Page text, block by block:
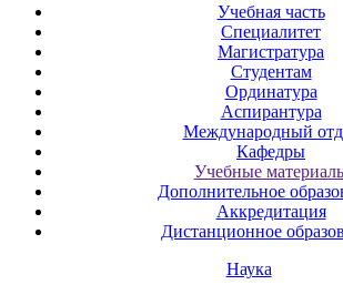
Учебная часть
Специалитет
Магистратура
Студентам
Ординатура
Аспирантура
Международный
Кафедры
Учебные
Дополнительное
Аккредитация
Дистанционное
Наука